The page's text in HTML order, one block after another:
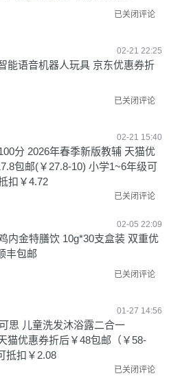
已关闭评论
02-21 22:25
能语音机器人玩具 京东优惠券折
已关闭评论
02-21 15:40
分 2026年春季新版教辅 天猫优
包邮(￥27.8-10) 小学1~6年级可
扣￥4.72
已关闭评论
02-05 22:09
内金特膳饮 10g*30支盒装 双重优
丰包邮
已关闭评论
01-27 14:56
思 儿童洗发沐浴露二合一
猫优惠券折后￥48包邮（￥58-
抵扣￥2.08
已关闭评论